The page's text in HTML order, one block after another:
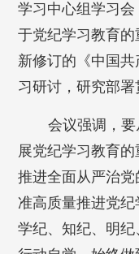
学习中心组学习
于党纪学习教育
新修订的《中国
习研讨，研究部署
会议强调，
展党纪学习教育
推进全面从严治
准高质量推进党
学纪、知纪、明纪